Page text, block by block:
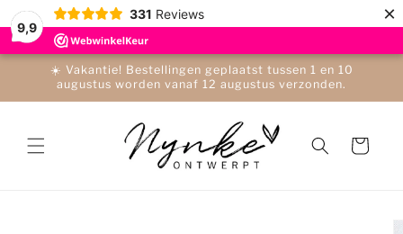
9,9
331 Reviews ×
Meteen
naar de
content
☀️ Vakantie! Bestellingen geplaatst tussen 1 en 10
augustus worden vanaf 12 augustus verzonden.
Winkelwagen